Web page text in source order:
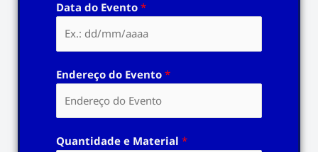
Data do Evento *
Endereço do Evento *
Quantidade e Material *